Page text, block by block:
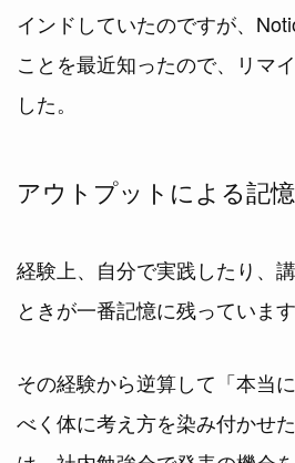
インドしていたのですが、
ことを最近知ったので、リマ
した。
アウトプットによる記憶
経験上、自分で実践したり、
ときが一番記憶に残っています
その経験から逆算して「本当
べく体に考え方を染み付かせ